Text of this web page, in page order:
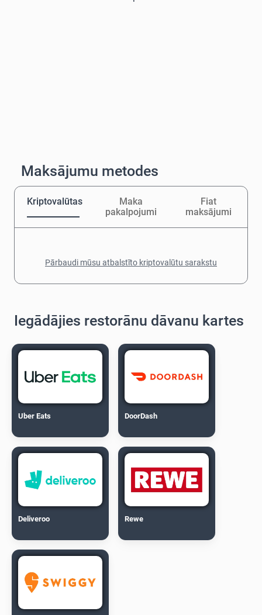
Maksājumu metodes
Kriptovalūtas
Maka
pakalpojumi
Fiat
maksājumi
Pārbaudi mūsu atbalstīto kriptovalūtu sarakstu
Iegādājies restorānu dāvanu kartes
Uber Eats DoorDash
Deliveroo Rewe